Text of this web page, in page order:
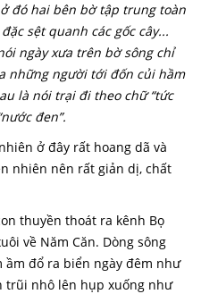
đó hai bên bờ tập trung toàn
sệt quanh các gốc cây...
ngày xưa trên bờ sông chỉ
những người tới đốn củi hầm
là nói trại đi theo chữ “tức
đen”.
ở đây rất hoang dã và
nhiên nên rất giản dị, chất
thuyền thoát ra kênh Bọ
về Năm Căn. Dòng sông
ầm đổ ra biển ngày đêm như
trũi nhô lên hụp xuống như